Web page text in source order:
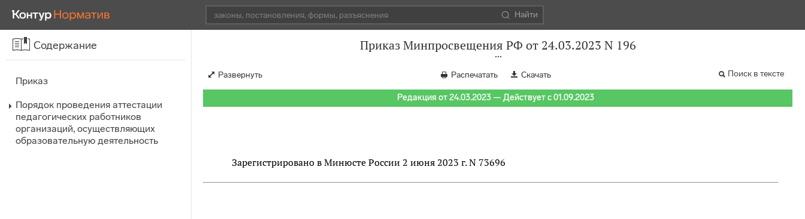
Найти
Содержание
Приказ
Порядок проведения аттестации
педагогических работников
организаций, осуществляющих
образовательную деятельность
Приказ Минпросвещения РФ от 24.03.2023 N 196
Развернуть Распечатать Скачать Поиск в тексте
Редакция от 24.03.2023 — Действует с 01.09.2023
Зарегистрировано в Минюсте России 2 июня 2023 г. N 73696